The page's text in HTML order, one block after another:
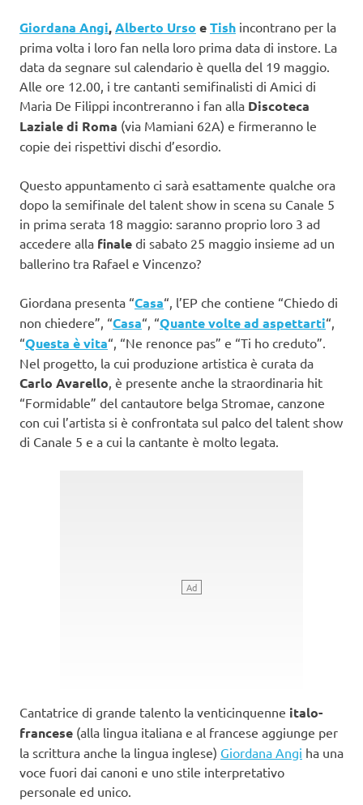
Giordana Angi,Alberto Urso eTish incontrano per la
prima volta i loro fan nella loro prima data di instore. La
data da segnare sul calendario è quella del 19 maggio.
Alle ore 12.00, i tre cantanti semifinalisti di Amici di
Maria De Filippi incontreranno i fan alla Discoteca
Laziale di Roma (via Mamiani 62A) e firmeranno le
copie dei rispettivi dischi d’esordio.
Questo appuntamento ci sarà esattamente qualche ora
dopo la semifinale del talent show in scena su Canale 5
in prima serata 18 maggio: saranno proprio loro 3 ad
accedere alla finale di sabato 25 maggio insieme ad un
ballerino tra Rafael e Vincenzo?
Giordana presenta “Casa“, l’EP che contiene “Chiedo di
non chiedere”, “Casa“, “Quante volte ad aspettarti“,
“Questa è vita“, “Ne renonce pas” e “Ti ho creduto”.
Nel progetto, la cui produzione artistica è curata da
Carlo Avarello , è presente anche la straordinaria hit
“Formidable” del cantautore belga Stromae, canzone
con cui l’artista si è confrontata sul palco del talent show
di Canale 5 e a cui la cantante è molto legata.
Cantatrice di grande talento la venticinquenne italo-
francese (alla lingua italiana e al francese aggiunge per
la scrittura anche la lingua inglese) Giordana Angi ha una
voce fuori dai canoni e uno stile interpretativo
personale ed unico.